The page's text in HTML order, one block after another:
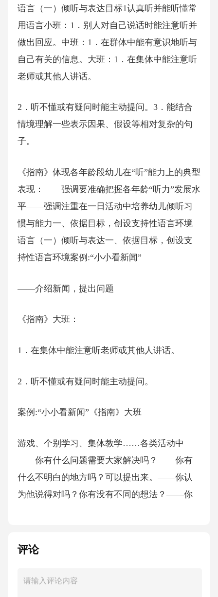
语言（一）倾听与表达目标1认真听并能听懂常
用语言小班：1．别人对自己说话时能注意听并
做出回应。中班：1．在群体中能有意识地听与
自己有关的信息。大班：1．在集体中能注意听
老师或其他人讲话。
2．听不懂或有疑问时能主动提问。3．能结合
情境理解一些表示因果、假设等相对复杂的句
子。
《指南》体现各年龄段幼儿在“听”能力上的典型
表现：——强调要准确把握各年龄“听力”发展水
平——强调注重在一日活动中培养幼儿倾听习
惯与能力一、依据目标，创设支持性语言环境
语言（一）倾听与表达一、依据目标，创设支
持性语言环境案例:“小小看新闻”
——介绍新闻，提出问题
《指南》大班：
1．在集体中能注意听老师或其他人讲话。
2．听不懂或有疑问时能主动提问。
案例:“小小看新闻”《指南》大班
游戏、个别学习、集体教学……各类活动中
——你有什么问题需要大家解决吗？——你有
什么不明白的地方吗？可以提出来。——你认
为他说得对吗？你有没有不同的想法？——你
《指南》大班：
评论